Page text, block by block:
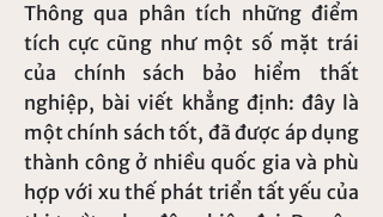
Thông qua phân tích những điểm
tích cực cũng như một số mặt trái
của chính sách bảo hiểm thất
nghiệp, bài viết khẳng định: đây là
một chính sách tốt, đã được áp dụng
thành công ở nhiều quốc gia và phù
hợp với xu thế phát triển tất yếu của